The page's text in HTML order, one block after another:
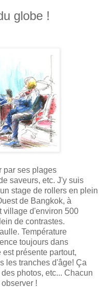
globe !
par ses plages
saveurs, etc. J'y suis
stage de rollers en plein
de Bangkok, à
village d'environ 500
de contrastes.
Température
toujours dans
présente partout,
les tranches d'âge! Ça
photos, etc... Chacun
!